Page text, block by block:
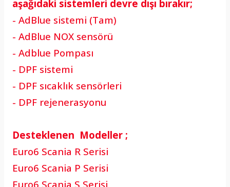
aşağıdaki sistemleri devre dışı bırakır;
- AdBlue sistemi (Tam)
- AdBlue NOX sensörü
- Adblue Pompası
- DPF sistemi
- DPF sıcaklık sensörleri
- DPF rejenerasyonu
Desteklenen Modeller ;
Euro6 Scania R Serisi
Euro6 Scania P Serisi
Euro6 Scania S Serisi